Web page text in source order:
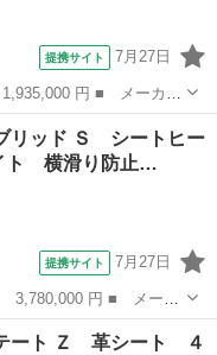
提携サイト 7月27日
ッド ■ グレード
ＶＤ，Ｂｌｕｅｔｏｏ
リッド Ｓ シートヒー
ト 横滑り防止…
提携サイト 7月27日
リッド ■ グレード
横滑り防止機能 Ｂ
テート Ｚ 革シート ４